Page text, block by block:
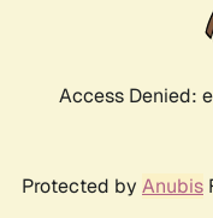
Access Denied:
Protected by Anubis